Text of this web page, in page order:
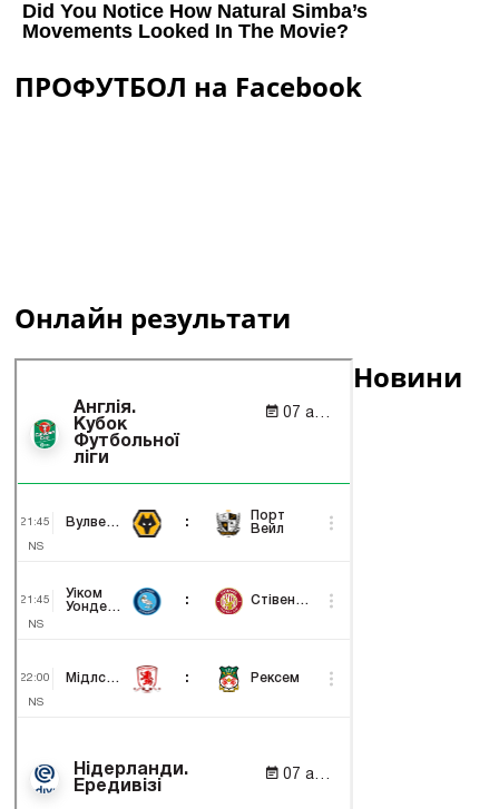
ПРОФУТБОЛ на Facebook
Онлайн результати
Новини